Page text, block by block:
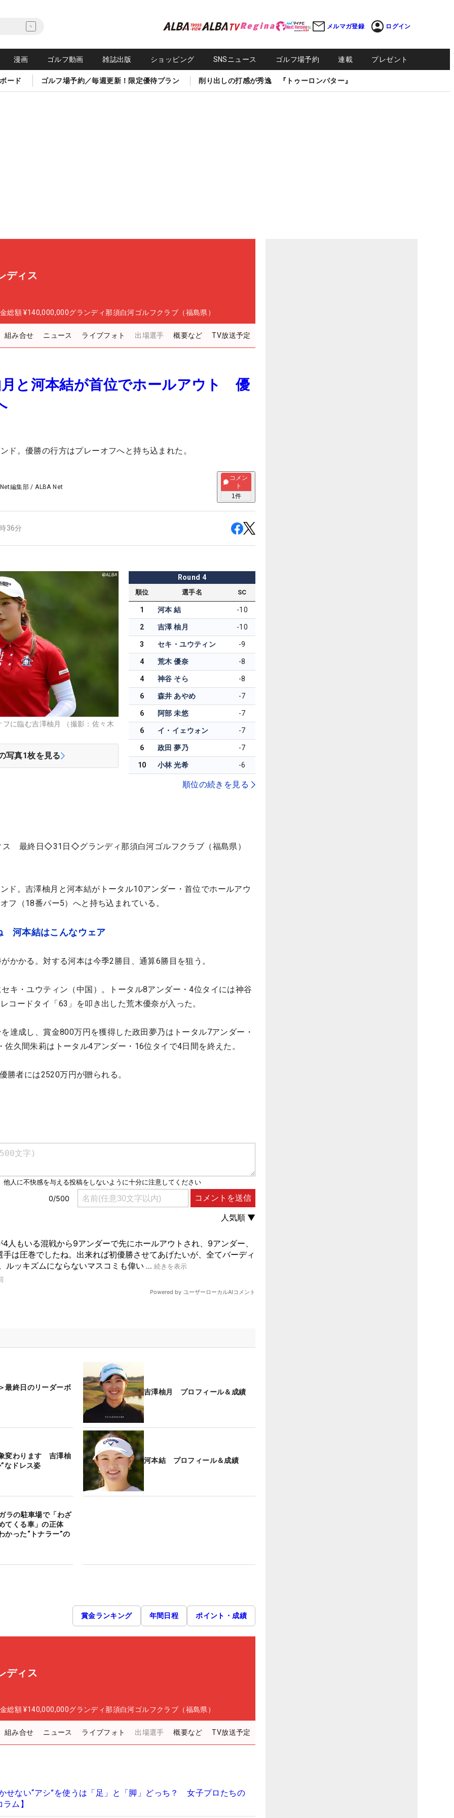
メルマガ登録 ログイン
漫画 ゴルフ動画 雑誌出版 ショッピング SNSニュース ゴルフ場予約 連載 プレゼント
ード ゴルフ場予約／毎週更新！限定優待プラン 削り出しの打感が秀逸 『トゥーロンパター』
ディス
総額 ¥140,000,000グランディ那須白河ゴルフクラブ（福島県）
組み合せ ニュース ライブフォト 出場選手 概要など TV放送予定
月と河本結が首位でホールアウト 優
ド。優勝の行方はプレーオフへと持ち込まれた。
編集部 /ALBA Net
コメン
ト
1件
36分
に臨む吉澤柚月 （撮影：佐々木
写真1枚を見る
Round 4
順位 選手名 SC
1 河本 結 -10
2 吉澤 柚月 -10
3 セキ・ユウティン -9
4 荒木 優奈 -8
4 神谷 そら -8
6 森井 あやめ -7
6 阿部 未悠 -7
6 イ・イェウォン -7
6 政田 夢乃 -7
10 小林 光希 -6
順位の続きを見る
ス 最終日◇31日◇グランディ那須白河ゴルフクラブ（福島県）
ド。吉澤柚月と河本結がトータル10アンダー・首位でホールアウ
フ（18番パー5）へと持ち込まれている。
河本結はこんなウェア
かかる。対する河本は今季2勝目、通算6勝目を狙う。
キ・ユウティン（中国）。トータル8アンダー・4位タイには神谷
コードタイ「63」を叩き出した荒木優奈が入った。
達成し、賞金800万円を獲得した政田夢乃はトータル7アンダー・
久間朱莉はトータル4アンダー・16位タイで4日間を終えた。
勝者には2520万円が贈られる。
最終日のリーダーボ
吉澤柚月 プロフィール＆成績
変わります 吉澤柚
なドレス姿
河本結 プロフィール＆成績
ラの駐車場で「わざ
てくる車」の正体
かった“トナラー”の
賞金ランキング 年間日程 ポイント・成績
ディス
総額 ¥140,000,000グランディ那須白河ゴルフクラブ（福島県）
組み合せ ニュース ライブフォト 出場選手 概要など TV放送予定
せない“アシ”を使うは「足」と「脚」どっち？ 女子プロたちの
ム】